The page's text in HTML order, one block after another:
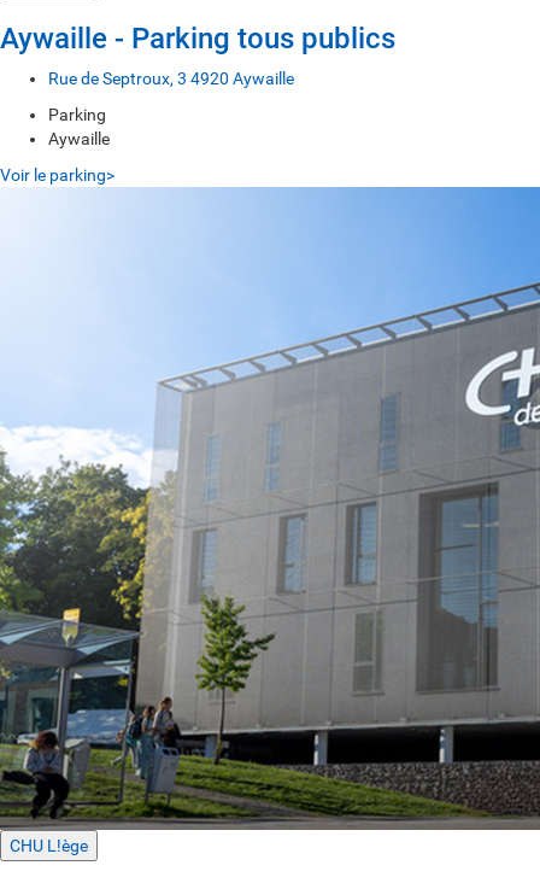
Aywaille - Parking tous publics
Rue de Septroux, 3 4920 Aywaille
Parking
Aywaille
Voir le parking>
CHU L!ège